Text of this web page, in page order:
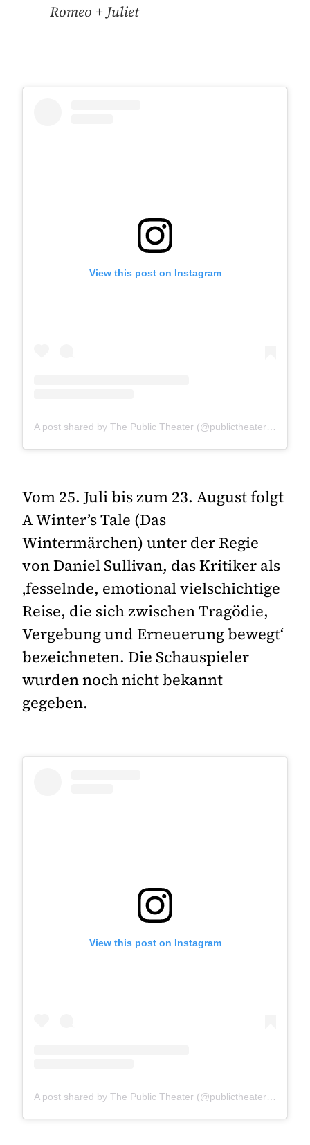
Romeo + Juliet
View this post on Instagram
Vom 25. Juli bis zum 23. August folgt
A Winter’s Tale (Das
Wintermärchen) unter der Regie
von Daniel Sullivan, das Kritiker als
‚fesselnde, emotional vielschichtige
Reise, die sich zwischen Tragödie,
Vergebung und Erneuerung bewegt‘
bezeichneten. Die Schauspieler
wurden noch nicht bekannt
gegeben.
View this post on Instagram